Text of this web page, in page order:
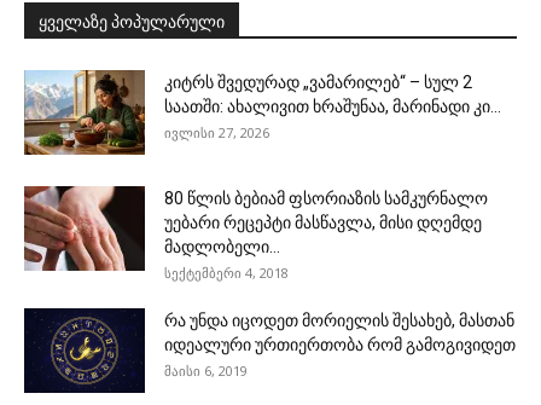
ყველაზე პოპულარული
კიტრს შვედურად „ვამარილებ“ – სულ 2
საათში: ახალივით ხრაშუნაა, მარინადი კი...
ივლისი 27, 2026
80 წლის ბებიამ ფსორიაზის სამკურნალო
უებარი რეცეპტი მასწავლა, მისი დღემდე
მადლობელი...
სექტემბერი 4, 2018
რა უნდა იცოდეთ მორიელის შესახებ, მასთან
იდეალური ურთიერთობა რომ გამოგივიდეთ
მაისი 6, 2019